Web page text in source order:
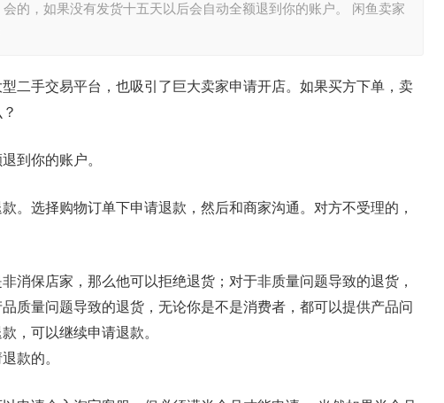
的，如果没有发货十五天以后会自动全额退到你的账户。 闲鱼卖家
二手交易平台，也吸引了巨大卖家申请开店。如果买方下单，卖
到你的账户。
。选择购物订单下申请退款，然后和商家沟通。对方不受理的，
消保店家，那么他可以拒绝退货；对于非质量问题导致的退货，
质量问题导致的退货，无论你是不是消费者，都可以提供产品问
，可以继续申请退款。
款的。